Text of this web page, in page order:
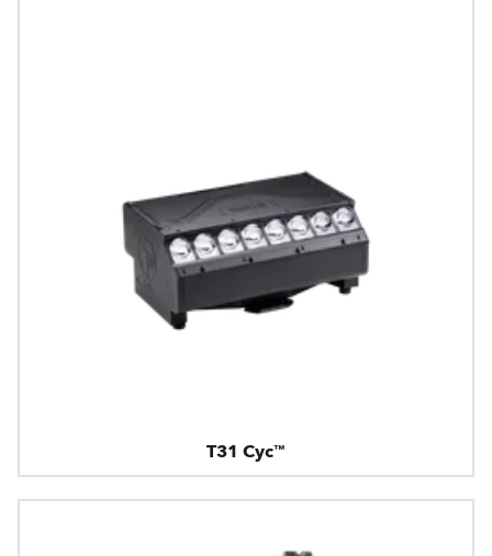
T31 Cyc™